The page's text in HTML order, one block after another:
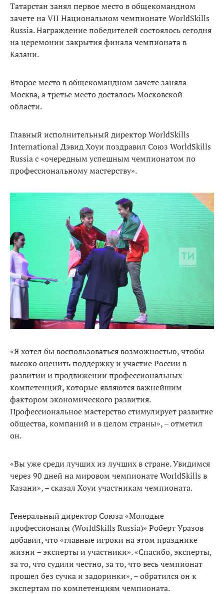
Татарстан занял первое место в общекомандном
зачете на VII Национальном чемпионате WorldSkills
Russia. Награждение победителей состоялось сегодня
на церемонии закрытия финала чемпионата в
Казани.
Второе место в общекомандном зачете заняла
Москва, а третье место досталось Московской
области.
Главный исполнительный директор WorldSkills
International Дэвид Хоуи поздравил Союз WorldSkills
Russia с «очередным успешным чемпионатом по
профессиональному мастерству».
«Я хотел бы воспользоваться возможностью, чтобы
высоко оценить поддержку и участие России в
развитии и продвижении профессиональных
компетенций, которые являются важнейшим
фактором экономического развития.
Профессиональное мастерство стимулирует развитие
общества, компаний и в целом страны», – отметил
он.
«Вы уже среди лучших из лучших в стране. Увидимся
через 90 дней на мировом чемпионате WorldSkills в
Казани», – сказал Хоуи участникам чемпионата.
Генеральный директор Союза «Молодые
профессионалы (WorldSkills Russia)» Роберт Уразов
добавил, что «главные игроки на этом празднике
жизни – эксперты и участники». «Спасибо, эксперты,
за то, что судили честно, за то, что весь чемпионат
прошел без сучка и задоринки», – обратился он к
экспертам по компетенциям чемпионата.